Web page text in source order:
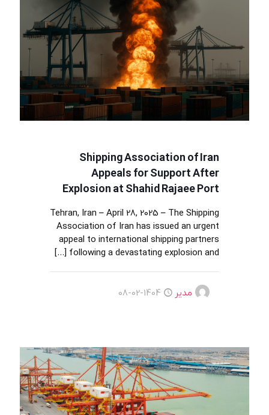
Shipping Association of Iran
Appeals for Support After
Explosion at Shahid Rajaee Port
Tehran, Iran – April 28, 2025 – The Shipping
Association of Iran has issued an urgent
appeal to international shipping partners
following a devastating explosion and
[…]
مدیر 1404-02-08